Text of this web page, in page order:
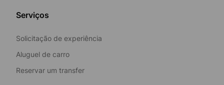
Serviços
Solicitação de experiência
Aluguel de carro
Reservar um transfer